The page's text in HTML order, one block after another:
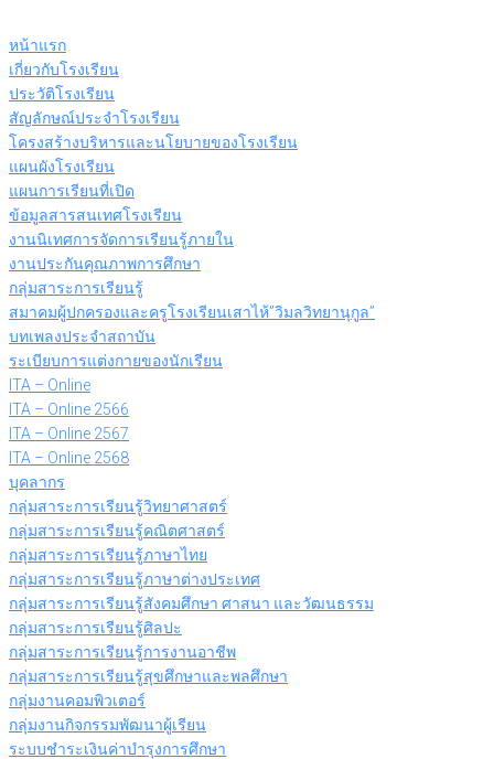
to
content
หน้าแรก
เกี่ยวกับโรงเรียน
ประวัติโรงเรียน
สัญลักษณ์ประจำโรงเรียน
โครงสร้างบริหารและนโยบายของโรงเรียน
แผนผังโรงเรียน
แผนการเรียนที่เปิด
ข้อมูลสารสนเทศโรงเรียน
งานนิเทศการจัดการเรียนรู้ภายใน
งานประกันคุณภาพการศึกษา
กลุ่มสาระการเรียนรู้
สมาคมผู้ปกครองและครูโรงเรียนเสาไห้”วิมลวิทยานุกูล”
บทเพลงประจำสถาบัน
ระเบียบการแต่งกายของนักเรียน
ITA – Online
ITA – Online 2566
ITA – Online 2567
ITA – Online 2568
บุคลากร
กลุ่มสาระการเรียนรู้วิทยาศาสตร์
กลุ่มสาระการเรียนรู้คณิตศาสตร์
กลุ่มสาระการเรียนรู้ภาษาไทย
กลุ่มสาระการเรียนรู้ภาษาต่างประเทศ
กลุ่มสาระการเรียนรู้สังคมศึกษา ศาสนา และวัฒนธรรม
กลุ่มสาระการเรียนรู้ศิลปะ
กลุ่มสาระการเรียนรู้การงานอาชีพ
กลุ่มสาระการเรียนรู้สุขศึกษาและพลศึกษา
กลุ่มงานคอมพิวเตอร์
กลุ่มงานกิจกรรมพัฒนาผู้เรียน
ระบบชำระเงินค่าบำรุงการศึกษา